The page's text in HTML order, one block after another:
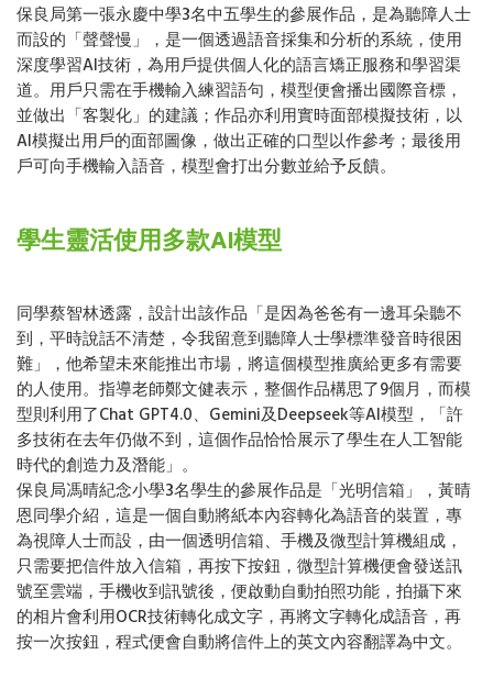
保良局第一張永慶中學3名中五學生的參展作品，是為聽障人士
而設的「聲聲慢」，是一個透過語音採集和分析的系統，使用
深度學習AI技術，為用戶提供個人化的語言矯正服務和學習渠
道。用戶只需在手機輸入練習語句，模型便會播出國際音標，
並做出「客製化」的建議；作品亦利用實時面部模擬技術，以
AI模擬出用戶的面部圖像，做出正確的口型以作參考；最後用
戶可向手機輸入語音，模型會打出分數並給予反饋。
學生靈活使用多款AI模型
同學蔡智林透露，設計出該作品「是因為爸爸有一邊耳朵聽不
到，平時說話不清楚，令我留意到聽障人士學標準發音時很困
難」，他希望未來能推出市場，將這個模型推廣給更多有需要
的人使用。指導老師鄭文健表示，整個作品構思了9個月，而模
型則利用了Chat GPT4.0、Gemini及Deepseek等AI模型，「許
多技術在去年仍做不到，這個作品恰恰展示了學生在人工智能
時代的創造力及潛能」。
保良局馮晴紀念小學3名學生的參展作品是「光明信箱」，黃晴
恩同學介紹，這是一個自動將紙本內容轉化為語音的裝置，專
為視障人士而設，由一個透明信箱、手機及微型計算機組成，
只需要把信件放入信箱，再按下按鈕，微型計算機便會發送訊
號至雲端，手機收到訊號後，便啟動自動拍照功能，拍攝下來
的相片會利用OCR技術轉化成文字，再將文字轉化成語音，再
按一次按鈕，程式便會自動將信件上的英文內容翻譯為中文。